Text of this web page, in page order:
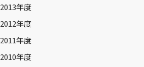
2013年度
2012年度
2011年度
2010年度